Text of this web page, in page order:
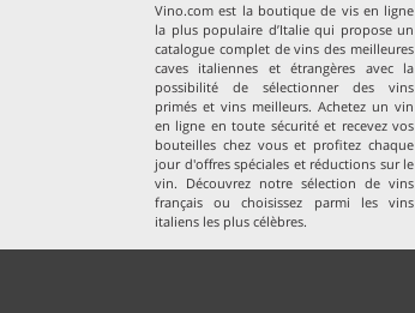
Vino.com est la boutique de vis en ligne
la plus populaire d’Italie qui propose un
catalogue complet de vins des meilleures
caves italiennes et étrangères avec la
possibilité de sélectionner des vins
primés et vins meilleurs. Achetez un vin
en ligne en toute sécurité et recevez vos
bouteilles chez vous et profitez chaque
jour d'offres spéciales et réductions sur le
vin. Découvrez notre sélection devins
français ou choisissez parmi lesvins
italiens les plus célèbres.